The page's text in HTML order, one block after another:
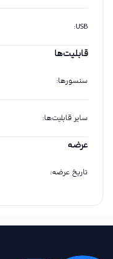
USB
:
قابلیت‌ها
سنسورها:
سایر قابلیت‌ها:
عرضه
تاریخ عرضه: